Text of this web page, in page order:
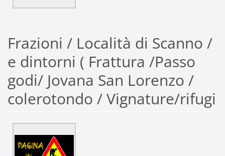
Frazioni / Località di Scanno /
e dintorni ( Frattura /Passo
godi/ Jovana San Lorenzo /
colerotondo / Vignature/rifugi